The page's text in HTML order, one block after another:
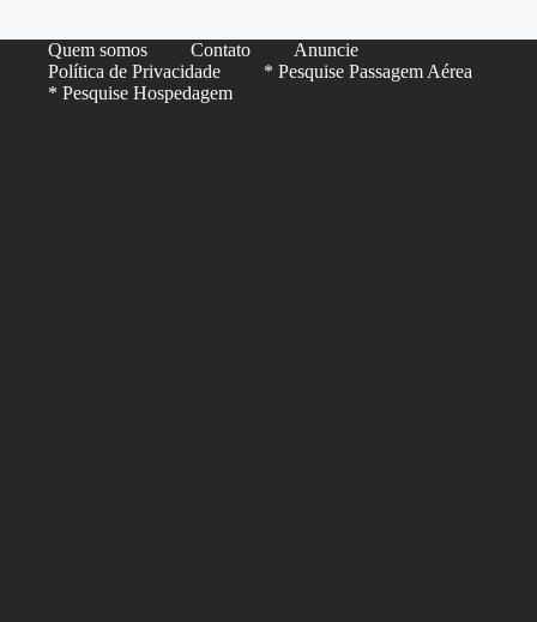
Quem somos Contato
Anuncie
Política de Privacidade
* Pesquise Passagem Aérea
* Pesquise Hospedagem